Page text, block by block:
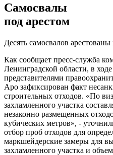
Самосвалы
под арестом
Десять самосвалов
Как сообщает пресс-служба
Ленинградской области, в
представителями
Аро зафиксирован факт
строительных отходов. «По
захламленного участка
незаконно размещенных
кубических метров», -
отбор проб отходов для
маркшейдерские замеры для
захламленного участка и